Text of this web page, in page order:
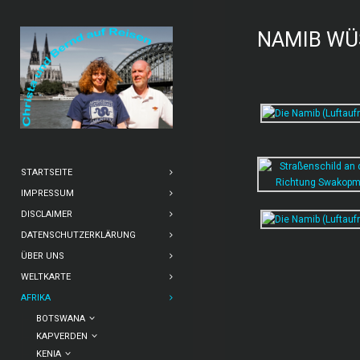
STARTSEITE
IMPRESSUM
DISCLAIMER
DATENSCHUTZERKLÄRUNG
ÜBER UNS
WELTKARTE
AFRIKA
BOTSWANA
KAPVERDEN
KENIA
NAMIB